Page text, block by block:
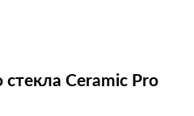
Ceramic Pro